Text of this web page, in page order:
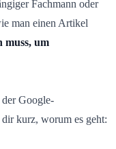
Fachmann oder
man einen Artikel
muss, um
Google-
kurz, worum es geht: